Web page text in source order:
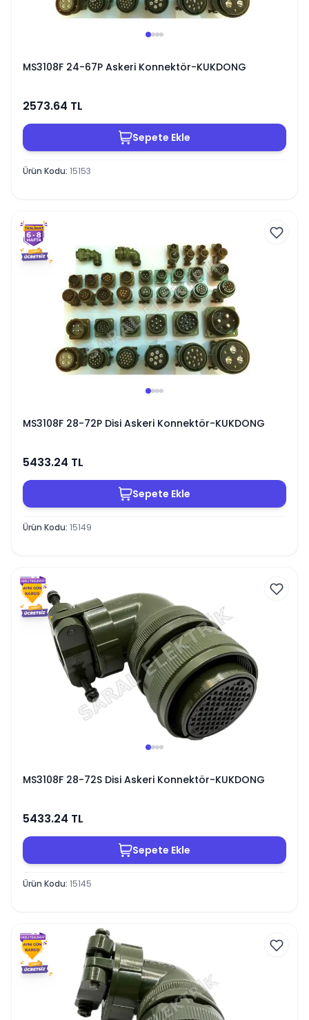
MS3108F 24-67P Askeri Konnektör-KUKDONG
2573.64 TL
Sepete Ekle
Ürün Kodu: 15153
MS3108F 28-72P Disi Askeri Konnektör-KUKDONG
5433.24 TL
Sepete Ekle
Ürün Kodu: 15149
MS3108F 28-72S Disi Askeri Konnektör-KUKDONG
5433.24 TL
Sepete Ekle
Ürün Kodu: 15145